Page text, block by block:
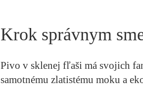
Krok správnym
Pivo v sklenej fľaši má svojich
samotnému zlatistému moku a